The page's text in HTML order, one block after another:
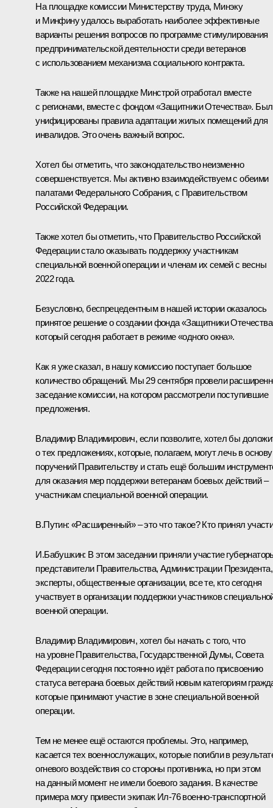
На площадке комиссии Министерству труда, Минэку
и Минфину удалось выработать наиболее эффективные
варианты решения вопросов по программе стимулирования
предпринимательской деятельности среди ветеранов
с использованием механизма социального контракта.
Также на нашей площадке Минстрой отработал вместе
с регионами, вместе с фондом «Защитники Отечества».
унифицированы правила адаптации жилых помещений для
инвалидов. Это очень важный вопрос.
Хотел бы отметить, что законодательство неизменно
совершенствуется. Мы активно взаимодействуем с обеими
палатами Федерального Собрания, с Правительством
Российской Федерации.
Также хотел бы отметить, что Правительство Российской
Федерации стало оказывать поддержку участникам
специальной военной операции и членам их семей с весны
2022 года.
Безусловно, беспрецедентным в нашей истории оказалось
принятое решение о создании фонда «Защитники
который сегодня работает в режиме «одного окна».
Как я уже сказал, в нашу комиссию поступает большое
количество обращений. Мы 29 сентября провели
заседание комиссии, на котором рассмотрели поступившие
предложения.
Владимир Владимирович, если позволите, хотел бы
о тех предложениях, которые, полагаем, могут лечь в основу
поручений Правительству и стать ещё большим
для оказания мер поддержки ветеранам боевых действий –
участникам специальной военной операции.
В.Путин: «Расширенный» – это что такое? Кто принял
И.Бабушкин: В этом заседании приняли участие
представители Правительства, Администрации Президента,
эксперты, общественные организации, все те, кто сегодня
участвует в организации поддержки участников
военной операции.
Владимир Владимирович, хотел бы начать с того, что
на уровне Правительства, Государственной Думы, Совета
Федерации сегодня постоянно идёт работа по присвоению
статуса ветерана боевых действий новым категориям
которые принимают участие в зоне специальной военной
операции.
Тем не менее ещё остаются проблемы. Это, например,
касается тех военнослужащих, которые погибли в
огневого воздействия со стороны противника, но при этом
на данный момент не имели боевого задания. В качестве
примера могу привести экипаж Ил-76 военно-транспортной